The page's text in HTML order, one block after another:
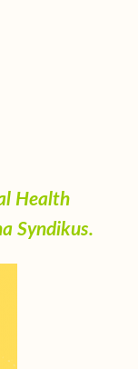
Health
Syndikus.